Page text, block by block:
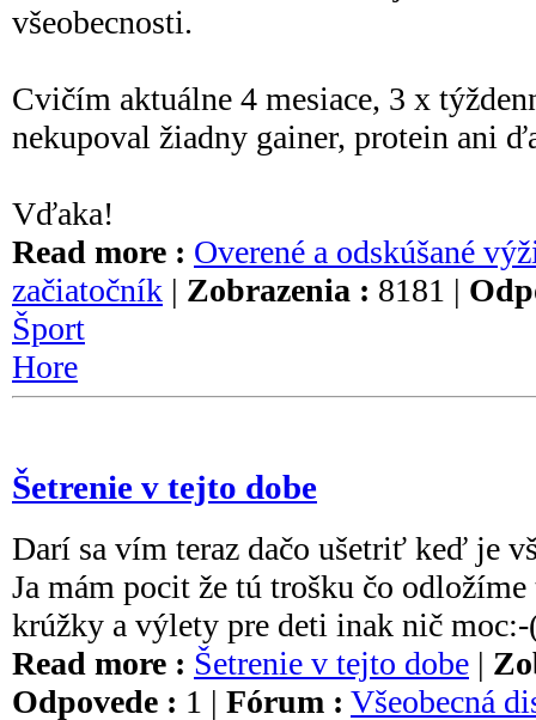
všeobecnosti.
Cvičím aktuálne 4 mesiace, 3 x
nekupoval žiadny gainer, protein ani
Vďaka!
Read more : Overené a odskúšané
začiatočník | Zobrazenia : 8181 |
Šport
Hore
Šetrenie v tejto dobe
Darí sa vím teraz dačo ušetriť keď je
Ja mám pocit že tú trošku čo odložíme
krúžky a výlety pre deti inak nič moc:-
Read more : Šetrenie v tejto dobe |
Odpovede : 1 | Fórum : Všeobecná